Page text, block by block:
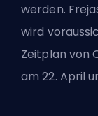
werden.
wird
Zeitplan von
am 22. April